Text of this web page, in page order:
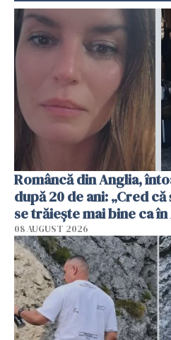
Româncă din Anglia,
după 20 de ani: „Cred
se trăiește mai bine ca
08 AUGUST 2026